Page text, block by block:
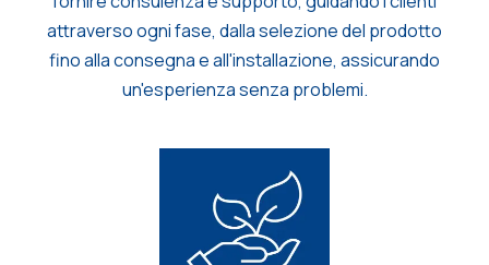
attraverso ogni fase, dalla selezione del prodotto
fino alla consegna e all'installazione, assicurando
un'esperienza senza problemi.